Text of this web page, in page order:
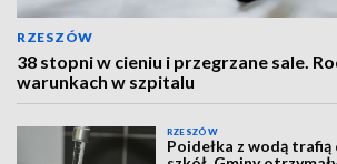
RZESZÓW
38 stopni w cieniu i przegrzane sale.
warunkach w szpitalu
RZESZÓW
Poidełka z wodą